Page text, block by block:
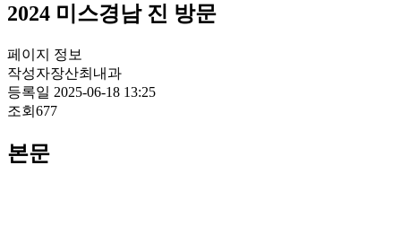
2024 미스경남 진 방문
페이지 정보
작성자장산최내과
등록일 2025-06-18 13:25
조회 677
본문